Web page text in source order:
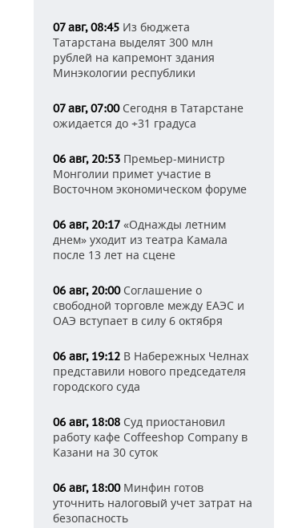
07 авг, 08:45 Из бюджета
Татарстана выделят 300 млн
рублей на капремонт здания
Минэкологии республики
07 авг, 07:00Сегодня в Татарстане
ожидается до +31 градуса
06 авг, 20:53 Премьер-министр
Монголии примет участие в
Восточном экономическом форуме
06 авг, 20:17 «Однажды летним
днем» уходит из театра Камала
после 13 лет на сцене
06 авг, 20:00Соглашение о
свободной торговле между ЕАЭС и
ОАЭ вступает в силу 6 октября
06 авг, 19:12 В Набережных Челнах
представили нового председателя
городского суда
06 авг, 18:08 Суд приостановил
работу кафе Coffeeshop Company в
Казани на 30 суток
06 авг, 18:00Минфин готов
уточнить налоговый учет затрат на
безопасность